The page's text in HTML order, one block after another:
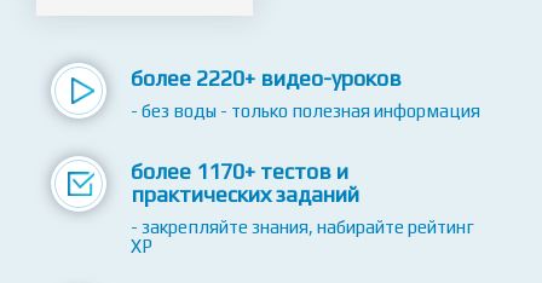
- без воды - только полезная информация
более 1170+ тестов и